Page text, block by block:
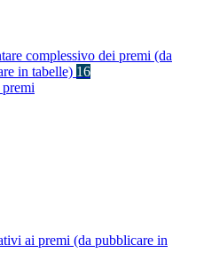
complessivo dei premi (da
in tabelle) 16
ai premi (da pubblicare in